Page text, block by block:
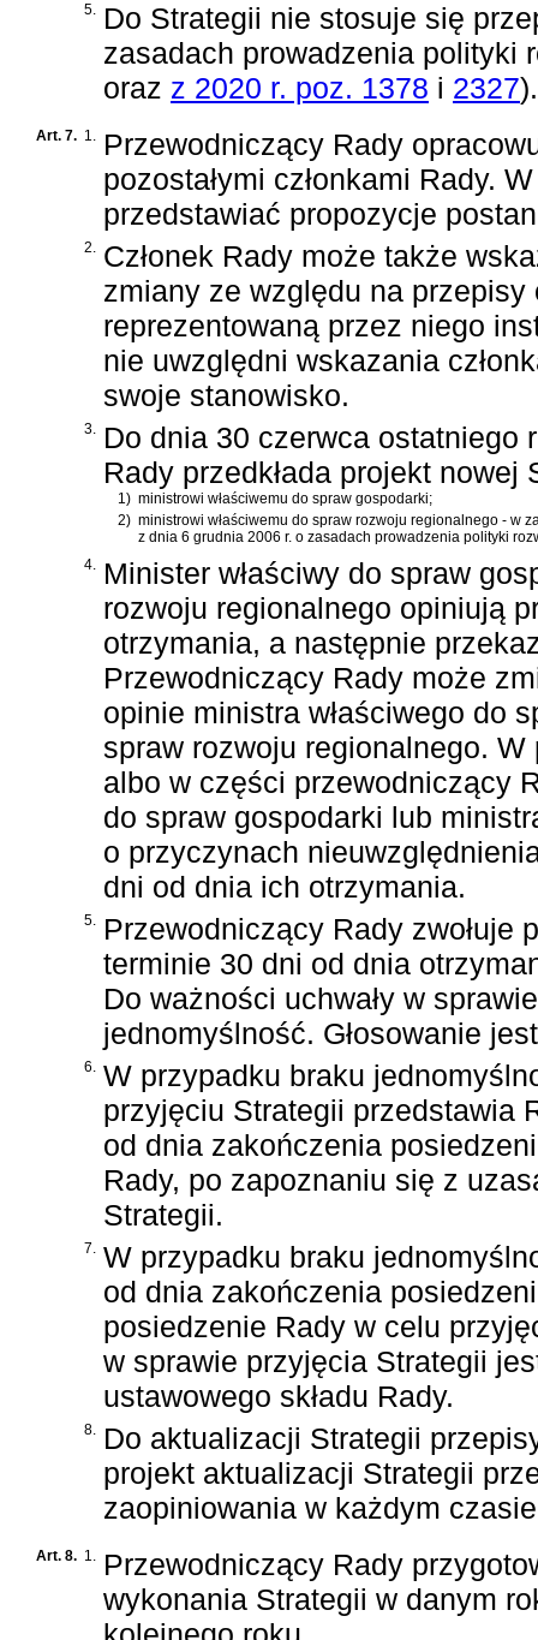
5. Do Strategii nie stosuje się
zasadach prowadzenia polityki
oraz z 2020 r. poz. 1378 i 2327).
Art. 7. 1. Przewodniczący Rady
pozostałymi członkami Rady.
przedstawiać propozycje
2. Członek Rady może także
zmiany ze względu na
reprezentowaną przez niego
nie uwzględni wskazania
swoje stanowisko.
3. Do dnia 30 czerwca ostatniego
Rady przedkłada projekt
1) ministrowi właściwemu do spraw gospodarki;
2) ministrowi właściwemu do spraw rozwoju regionalnego - w
z dnia 6 grudnia 2006 r. o zasadach prowadzenia polityki
4. Minister właściwy do spraw
rozwoju regionalnego opiniują
otrzymania, a następnie
Przewodniczący Rady może
opinie ministra właściwego do
spraw rozwoju regionalnego.
albo w części przewodniczący
do spraw gospodarki lub
o przyczynach
dni od dnia ich otrzymania.
5. Przewodniczący Rady zwołuje
terminie 30 dni od dnia
Do ważności uchwały w
jednomyślność. Głosowanie
6. W przypadku braku
przyjęciu Strategii przedstawia
od dnia zakończenia
Rady, po zapoznaniu się z
Strategii.
7. W przypadku braku
od dnia zakończenia
posiedzenie Rady w celu
w sprawie przyjęcia Strategii
ustawowego składu Rady.
8. Do aktualizacji Strategii
projekt aktualizacji Strategii
zaopiniowania w każdym
Art. 8. 1. Przewodniczący Rady
wykonania Strategii w danym